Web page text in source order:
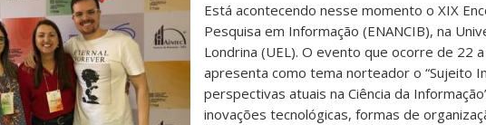
Está acontecendo nesse momento o XIX
Pesquisa em Informação (ENANCIB), na
Londrina (UEL). O evento que ocorre de 22
apresenta como tema norteador o “Sujeito
perspectivas atuais na Ciência da
inovações tecnológicas, formas de